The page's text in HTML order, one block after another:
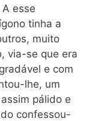
esse
tinha a
muito
via-se que era
e com
lhe, um
pálido e
confessou-